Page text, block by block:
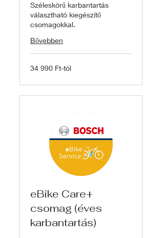
Széleskörű karbantartás
választható kiegészítő
csomagokkal.
Bővebben
34
990
34 990 Ft-tól
eBike Care+
csomag (éves
karbantartás)